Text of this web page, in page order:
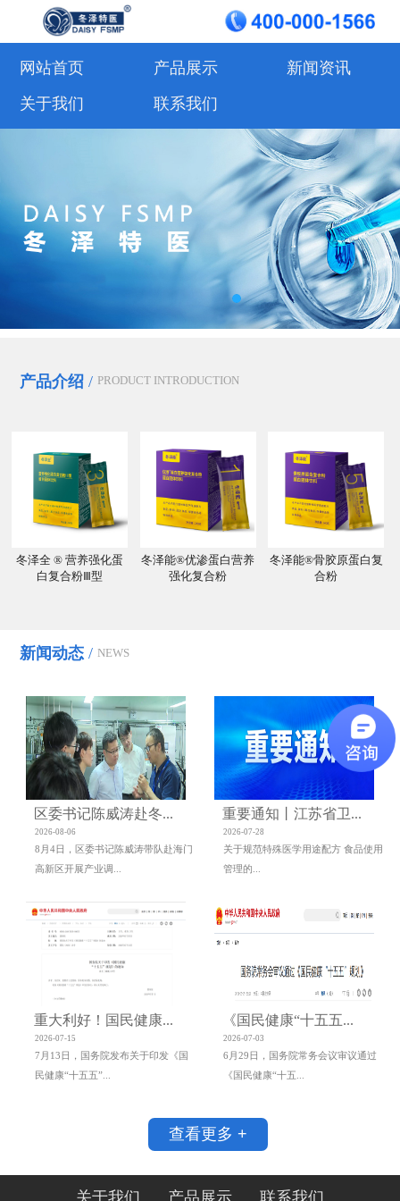
网站首页 产品展示
新闻资讯
关于我们
联系我们
产品介绍 / PRODUCT INTRODUCTION
冬泽全 ® 营养强化蛋
白复合粉Ⅲ型
冬泽能®优渗蛋白营养
强化复合粉
冬泽能®骨胶原蛋白复
合粉
新闻动态 / NEWS
区委书记陈威涛赴冬...
2026-08-06
8月4日，区委书记陈威涛带队赴海门
高新区开展产业调...
重要通知丨江苏省卫...
2026-07-28
关于规范特殊医学用途配方 食品使用
管理的...
重大利好！国民健康...
2026-07-15
7月13日，国务院发布关于印发《国
民健康“十五五”...
《国民健康“十五五...
2026-07-03
6月29日，国务院常务会议审议通过
《国民健康“十五...
查看更多 +
关于我们 产品展示 联系我们